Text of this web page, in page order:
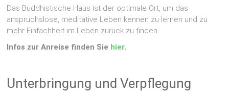
Das Buddhistische Haus ist der optimale Ort, um das
anspruchslose, meditative Leben kennen zu lernen und zu
mehr Einfachheit im Leben zurück zu finden.
Infos zur Anreise finden Sie hier.
Unterbringung und Verpflegung